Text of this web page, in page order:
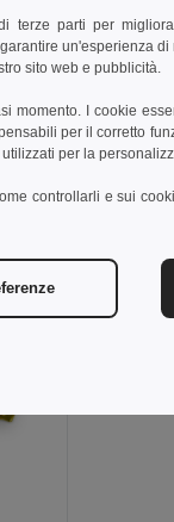
Egotier 98133
terze parti per
un'esperienza
sito web e pubblicità.
momento. I cookie
per il corretto
per la
controllarli e sui